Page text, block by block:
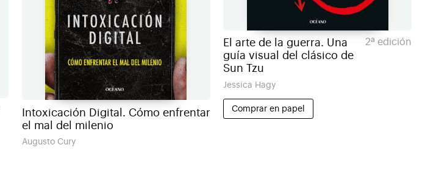
Intoxicación Digital. Cómo enfrentar
el mal del milenio
Augusto Cury
El arte de la guerra. Una
guía visual del clásico de
Sun Tzu
2ª edición
Jessica Hagy
Comprar en papel